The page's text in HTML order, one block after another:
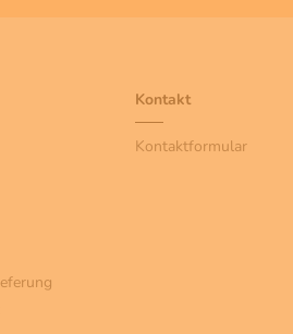
Kontakt
Kontaktformular